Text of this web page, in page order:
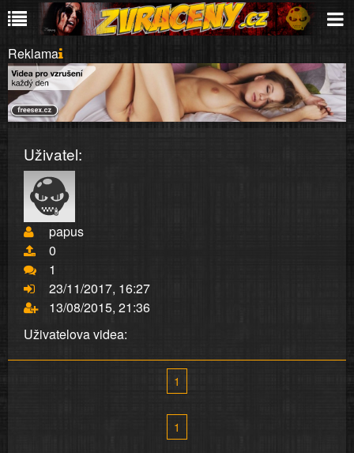
Reklama
Uživatel:
papus
0
1
23/11/2017, 16:27
13/08/2015, 21:36
Uživatelova videa:
1
1